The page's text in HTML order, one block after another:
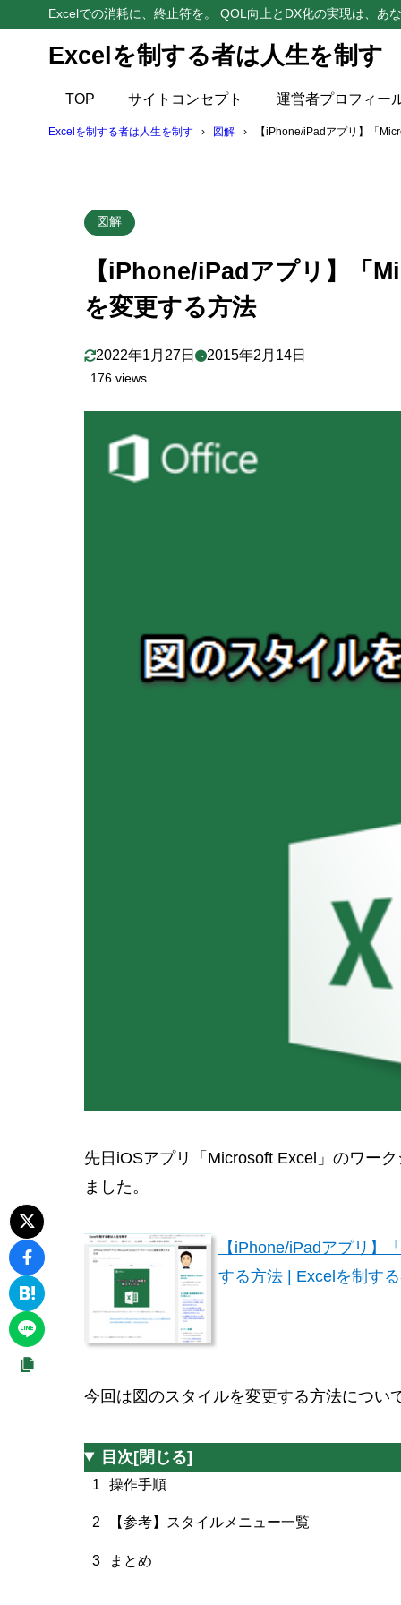
Excelでの消耗に、終止符を。 QOL向上とDX化の実現は、あ
Excelを制する者は人生を制す
TOP サイトコンセプト 運営者プロフィー
Excelを制する者は人生を制す 図解 【iPhone/iPadアプリ】「
図解
【iPhone/iPadアプリ】「
を変更する方法
2022年1月27日 2015年2月14日
176 views
先日iOSアプリ「Microsoft Excel」のワー
ました。
【iPhone/iPadアプリ】
する方法 | Excelを制す
今回は図のスタイルを変更する方法につい
目次[閉じる]
1 操作手順
2 【参考】スタイルメニュー一覧
3 まとめ
目次
1 操作手順